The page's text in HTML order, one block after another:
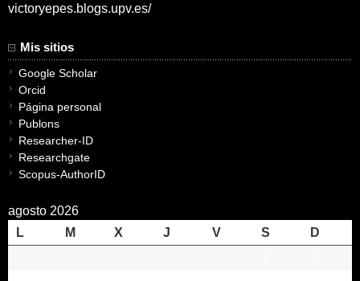
victoryepes.blogs.upv.es/
Mis sitios
Google Scholar
Orcid
Página personal
Publons
Researcher-ID
Researchgate
Scopus-AuthorID
agosto 2026
L
M X J V S
D